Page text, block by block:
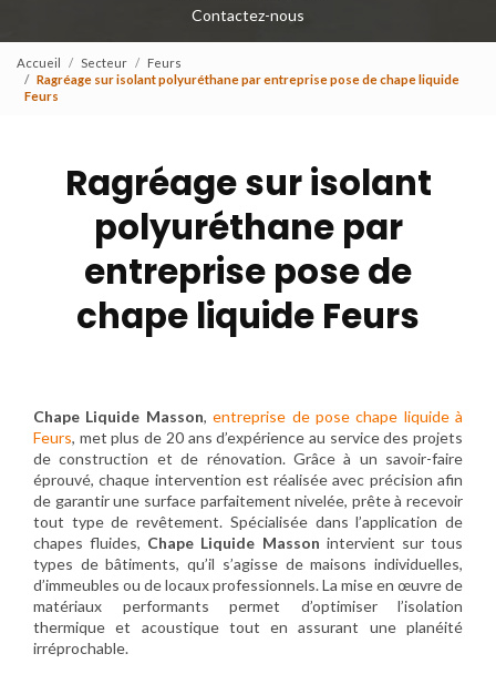
Contactez-nous
Accueil Secteur
Feurs
Ragréage sur isolant polyuréthane par entreprise pose de chape liquide
Feurs
Ragréage sur isolant
polyuréthane par
entreprise pose de
chape liquide Feurs
Chape Liquide Masson,entreprise de pose chape liquide à
Feurs, met plus de 20 ans d’expérience au service des projets
de construction et de rénovation. Grâce à un savoir-faire
éprouvé, chaque intervention est réalisée avec précision afin
de garantir une surface parfaitement nivelée, prête à recevoir
tout type de revêtement. Spécialisée dans l’application de
chapes fluides, Chape Liquide Masson intervient sur tous
types de bâtiments, qu’il s’agisse de maisons individuelles,
d’immeubles ou de locaux professionnels. La mise en œuvre de
matériaux performants permet d’optimiser l’isolation
thermique et acoustique tout en assurant une planéité
irréprochable.